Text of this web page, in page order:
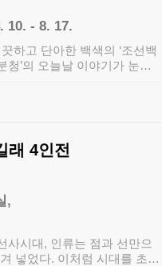
10. - 8. 17.
하고 단아한 백색의 ‘조선백
청’의 오늘날 이야기가 눈앞
래 4인전
,
사시대, 인류는 점과 선만으
넣었다. 이처럼 시대를 초월